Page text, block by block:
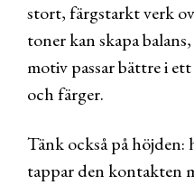
stort, färgstarkt verk
toner kan skapa
motiv passar bättre i
och färger.
Tänk också på
tappar den kontakten